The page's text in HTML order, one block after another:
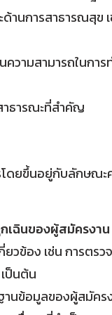
านการสาธารณสุ
วามสามารถในก
าธารณะที่สำคัญ
ดยขึ้นอยู่กับลักษณ
เฉินของผู้สมัครงาน
ยวข้อง เช่น การ
ป็นต้น
นข้อมูลของผู้สมัค